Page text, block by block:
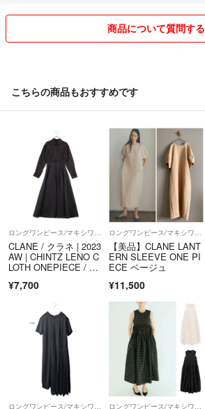
商品について質問する
こちらの商品もおすすめです
CLANE / クラネ | 2023
AW | CHINTZ LENO C
LOTH ONEPIECE / チ
ピース | 0 | ダークブラ
¥7,700
【美品】CLANE LANT
ERN SLEEVE ONE PI
ECE ベージュ
¥11,500